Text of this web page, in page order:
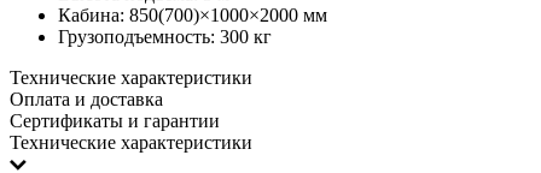
Кабина: 850(700)×1000×2000 мм
Грузоподъемность: 300 кг
Технические характеристики
Оплата и доставка
Сертификаты и гарантии
Технические характеристики